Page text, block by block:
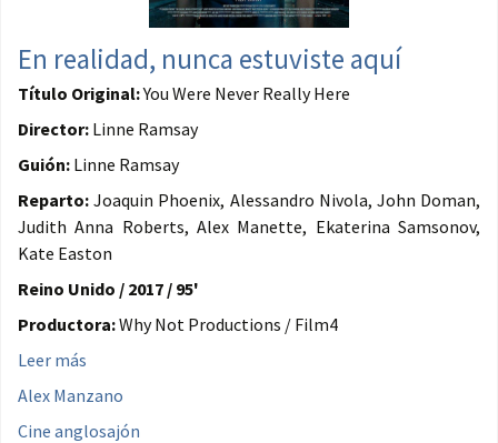
En realidad, nunca estuviste aquí
Título Original:You Were Never Really Here
Director: Linne Ramsay
Guión: Linne Ramsay
Reparto: Joaquin Phoenix, Alessandro Nivola, John Doman,
Judith Anna Roberts, Alex Manette, Ekaterina Samsonov,
Kate Easton
Reino Unido / 2017 / 95'
Productora:Why Not Productions / Film4
Leer más
Alex Manzano
Cine anglosajón